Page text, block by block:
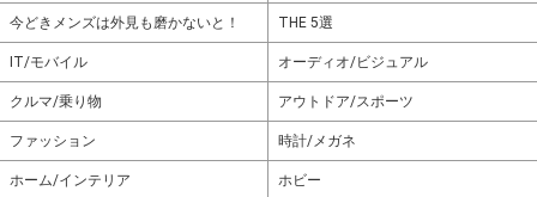
今どきメンズは外見も磨かないと！ THE 5選
IT/モバイル オーディオ/ビジュアル
クルマ/乗り物 アウトドア/スポーツ
ファッション 時計/メガネ
ホーム/インテリア ホビー